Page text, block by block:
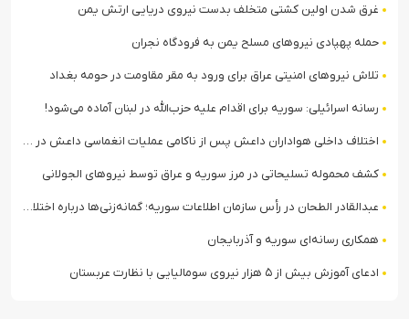
غرق شدن اولین کشتی متخلف بدست نیروی دریایی ارتش یمن
حمله پهپادی نیروهای مسلح یمن به فرودگاه نجران
تلاش نیروهای امنیتی عراق برای ورود به مقر مقاومت در حومه بغداد
رسانه اسرائیلی: سوریه برای اقدام علیه حزب‌الله در لبنان آماده می‌شود!
اختلاف داخلی هواداران داعش پس از ناکامی عملیات انغماسی داعش در رقه
کشف محموله تسلیحاتی در مرز سوریه و عراق توسط نیروهای الجولانی
عبدالقادر الطحان در رأس سازمان اطلاعات سوریه؛ گمانه‌زنی‌ها درباره اختلافات در ساختار امنیتی
همکاری رسانه‌ای سوریه و آذربایجان
ادعای آموزش بیش از ۵ هزار نیروی سومالیایی با نظارت عربستان